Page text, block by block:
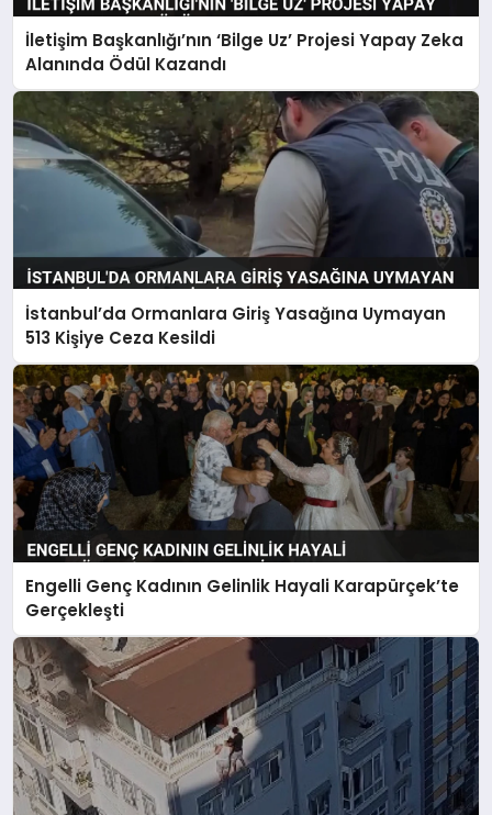
İletişim Başkanlığı’nın ‘Bilge Uz’ Projesi Yapay Zeka
Alanında Ödül Kazandı
İstanbul’da Ormanlara Giriş Yasağına Uymayan
513 Kişiye Ceza Kesildi
Engelli Genç Kadının Gelinlik Hayali Karapürçek’te
Gerçekleşti